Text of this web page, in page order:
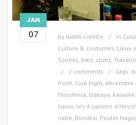
JAN
07 byJudith Cotelle in
Culture & coutumes, Lieux
Soirées, bars, clubs,
2 comments
tags:
Point, Club Eight, décembre
Hiroshima, Izakaya, karaoke,
Japon, les 4 saisons
nabe, Nomikai, Poulet